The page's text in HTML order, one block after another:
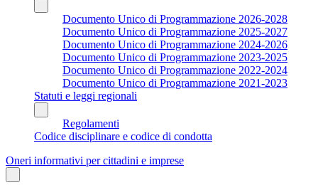
Documento Unico di Programmazione 2026-2028
Documento Unico di Programmazione 2025-2027
Documento Unico di Programmazione 2024-2026
Documento Unico di Programmazione 2023-2025
Documento Unico di Programmazione 2022-2024
Documento Unico di Programmazione 2021-2023
Statuti e leggi regionali
Regolamenti
Codice disciplinare e codice di condotta
Oneri informativi per cittadini e imprese